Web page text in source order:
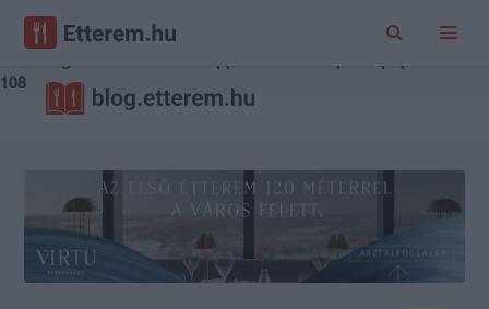
Warning : Trying to access array offset on value of type bool in
108